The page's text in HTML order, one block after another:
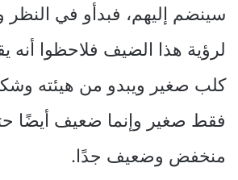
سينضم إليهم، فبدأو في النظر
لرؤية هذا الضيف فلاحظوا أنه
كلب صغير ويبدو من هيئته
فقط صغير وإنما ضعيف أيضًا
منخفض وضعيف جدًا.